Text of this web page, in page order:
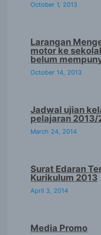
October 1, 2013
Larangan
motor ke
belum
October 14, 2013
Jadwal ujian
pelajaran 2013/
March 24, 2014
Surat Edaran
Kurikulum 2013
April 3, 2014
Media Promo